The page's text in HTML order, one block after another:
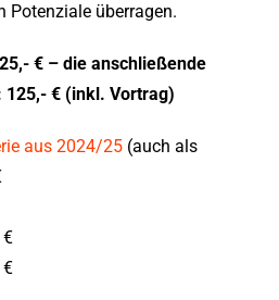
Potenziale überragen.
€ – die anschließende
125,- € (inkl. Vortrag)
aus 2024/25(auch als
€
€